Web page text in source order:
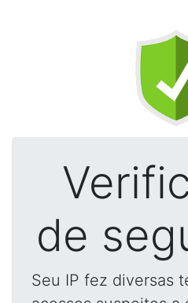
de
Seu IP fez diversas